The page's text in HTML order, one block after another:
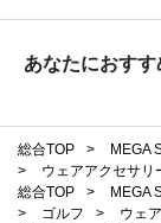
あなたにおす
総合TOP > MEGA
>
ウェアアクセサリ
総合TOP
> MEGA
>
ゴルフ > ウェ